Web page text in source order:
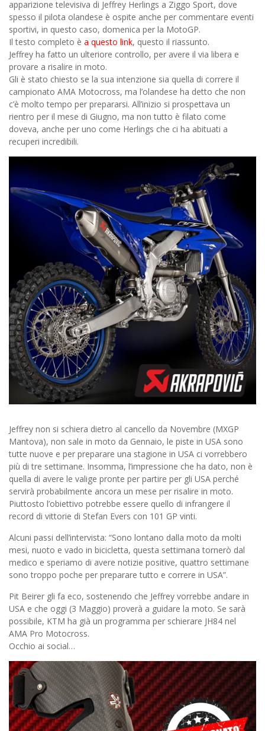
apparizione televisiva di Jeffrey Herlings a Ziggo Sport, dove
spesso il pilota olandese è ospite anche per commentare eventi
sportivi, in questo caso, domenica per la MotoGP.
Il testo completo è a questo link, questo il riassunto.
Jeffrey ha fatto un ulteriore controllo, per avere il via libera e
provare a risalire in moto.
Gli è stato chiesto se la sua intenzione sia quella di correre il
campionato AMA Motocross, ma l’olandese ha detto che non
c’è molto tempo per prepararsi. All’inizio si prospettava un
rientro per il mese di Giugno, ma non tutto è filato come
doveva, anche per uno come Herlings che ci ha abituati a
recuperi incredibili.
Jeffrey non si schiera dietro al cancello da Novembre (MXGP
Mantova), non sale in moto da Gennaio, le piste in USA sono
tutte nuove e per preparare una stagione in USA ci vorrebbero
più di tre settimane. Insomma, l’impressione che ha dato, non è
quella di avere le valige pronte per partire per gli USA perché
servirà probabilmente ancora un mese per risalire in moto.
Piuttosto l’obiettivo potrebbe essere quello di infrangere il
record di vittorie di Stefan Evers con 101 GP vinti.
Alcuni passi dell’intervista: “Sono lontano dalla moto da molti
mesi, nuoto e vado in bicicletta, questa settimana tornerò dal
medico e speriamo di avere notizie positive, quattro settimane
sono troppo poche per preparare tutto e correre in USA”.
Pit Beirer gli fa eco, sostenendo che Jeffrey vorrebbe andare in
USA e che oggi (3 Maggio) proverà a guidare la moto. Se sarà
possibile, KTM ha già un programma per schierare JH84 nel
AMA Pro Motocross.
Occhio ai social…